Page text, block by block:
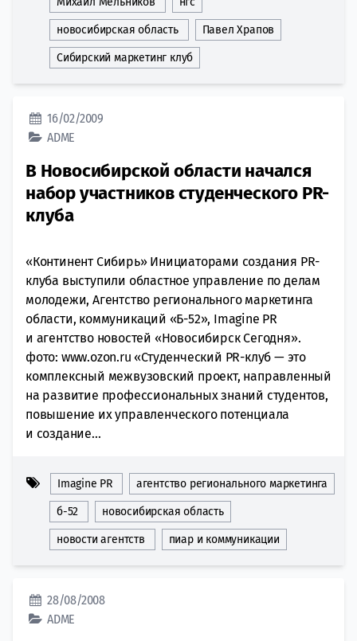
новосибирская область Павел Храпов
Сибирский маркетинг клуб
16/02/2009
ADME
В Новосибирской области начался
набор участников студенческого PR-
клуба
«Континент Сибирь» Инициаторами создания PR-
клуба выступили областное управление по делам
молодежи, Агентство регионального маркетинга
области, коммуникаций «Б-52», Imagine PR
и агентство новостей «Новосибирск Сегодня».
фото: www.ozon.ru «Студенческий PR-клуб — это
комплексный межвузовский проект, направленный
на развитие профессиональных знаний студентов,
повышение их управленческого потенциала
и создание...
Imagine PR агентство регионального маркетинга
б-52 новосибирская область
новости агентств пиар и коммуникации
28/08/2008
ADME